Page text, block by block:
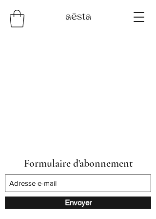
Formulaire d'abonnement
Envoyer